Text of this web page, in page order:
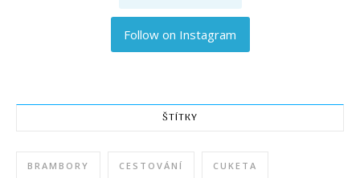
Follow on Instagram
ŠTÍTKY
BRAMBORY CESTOVÁNÍ CUKETA